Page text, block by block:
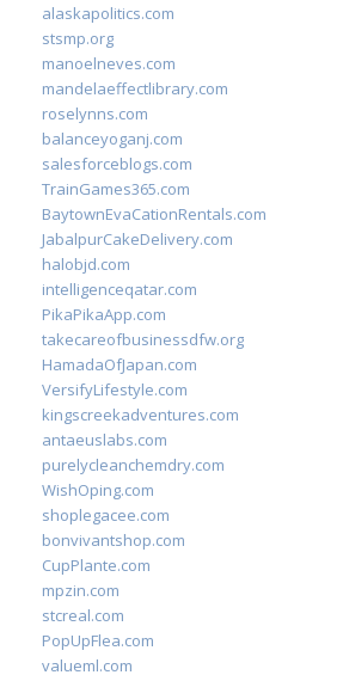
alaskapolitics.com
stsmp.org
manoelneves.com
mandelaeffectlibrary.com
roselynns.com
balanceyoganj.com
salesforceblogs.com
TrainGames365.com
BaytownEvaCationRentals.com
JabalpurCakeDelivery.com
halobjd.com
intelligenceqatar.com
PikaPikaApp.com
takecareofbusinessdfw.org
HamadaOfJapan.com
VersifyLifestyle.com
kingscreekadventures.com
antaeuslabs.com
purelycleanchemdry.com
WishOping.com
shoplegacee.com
bonvivantshop.com
CupPlante.com
mpzin.com
stcreal.com
PopUpFlea.com
valueml.com